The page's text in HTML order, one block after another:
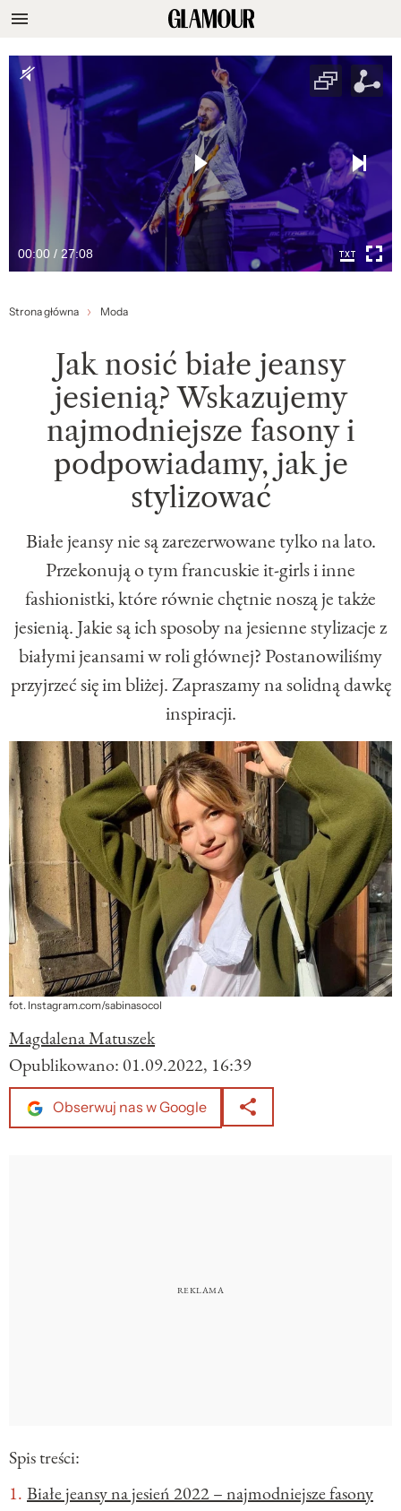
00:00 / 27:08
Strona główna Moda
Jak nosić białe jeansy
jesienią? Wskazujemy
najmodniejsze fasony i
podpowiadamy, jak je
stylizować
Białe jeansy nie są zarezerwowane tylko na lato.
Przekonują o tym francuskie it-girls i inne
fashionistki, które równie chętnie noszą je także
jesienią. Jakie są ich sposoby na jesienne stylizacje z
białymi jeansami w roli głównej? Postanowiliśmy
przyjrzeć się im bliżej. Zapraszamy na solidną dawkę
inspiracji.
fot. Instagram.com/sabinasocol
Magdalena Matuszek
Opublikowano: 01.09.2022, 16:39
Obserwuj nas w Google
Spis treści:
Białe jeansy na jesień 2022 – najmodniejsze fasony